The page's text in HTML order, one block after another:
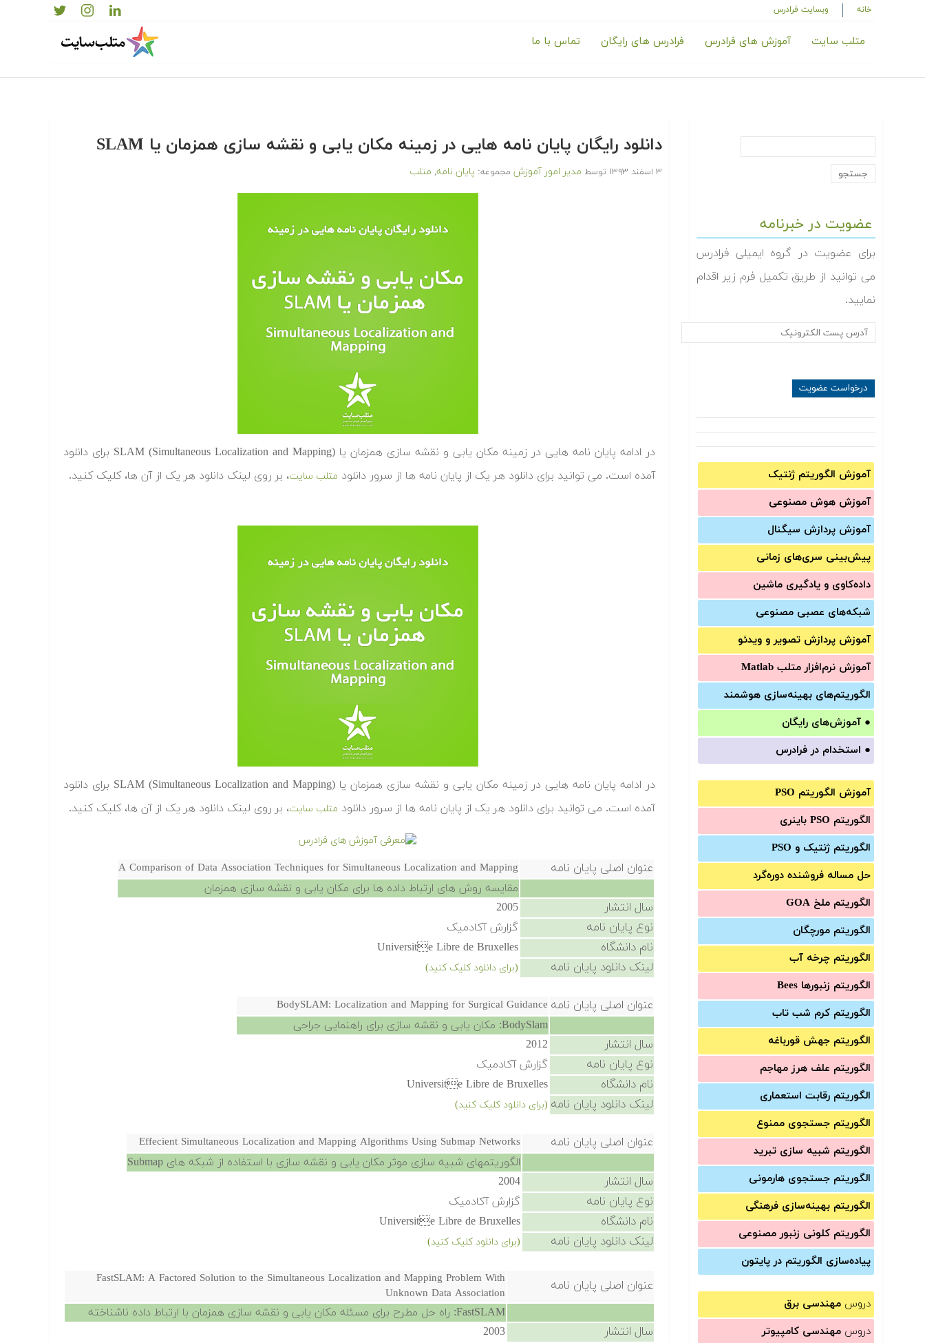
خانه وبسایت فرادرس
متلب سایت آموزش های فرادرس فرادرس های رایگان تماس با ما
عضویت در خبرنامه
برای عضویت در گروه ایمیلی فرادرس
می توانید از طریق تکمیل فرم زیر اقدام
نمایید.
آموزش الگوریتم ژنتیک
آموزش‌ هوش مصنوعی
آموزش‌ پردازش سیگنال
پیش‌‌بینی سری‌‌های زمانی
داده‌کاوی و یادگیری ماشین
شبکه‌های عصبی مصنوعی
آموزش‌ پردازش تصویر و ویدئو
آموزش‌ نرم‌افزار متلب Matlab
الگوریتم‌های بهینه‌سازی هوشمند
● آموزش‌های رایگان
● استخدام در فرادرس
آموزش الگوریتم PSO
الگوریتم PSO باینری
الگوریتم ژنتیک و PSO
حل مساله فروشنده دوره‌گرد
الگوریتم ملخ GOA
الگوریتم مورچگان
الگوریتم چرخه آب
الگوریتم زنبورها Bees
الگوریتم کرم شب تاب
الگوریتم جهش قورباغه
الگوریتم علف هرز مهاجم
الگوریتم رقابت استعماری
الگوریتم جستجوی ممنوع
الگوریتم شبیه سازی تبرید
الگوریتم جستجوی هارمونی
الگوریتم بهینه‌سازی فرهنگی
الگوریتم کلونی زنبور مصنوعی
پیاده‌سازی الگوریتم در پایتون
دروس مهندسی برق
دروس مهندسی کامپیوتر
دانلود رایگان پایان نامه هایی در زمینه مکان یابی و نقشه سازی همزمان یا SLAM‬
۳ اسفند ۱۳۹۳ توسط مدیر امور آموزش مجموعه: پایان نامه, متلب
در ادامه پایان نامه هایی در زمینه مکان یابی و نقشه سازی همزمان یا SLAM‬ (Simultaneous Localization and Mapping) برای دانلود
آمده است. می توانید برای دانلود هر یک از پایان نامه ها از سرور دانلود متلب سایت، بر روی لینک دانلود هر یک از آن ها، کلیک کنید.
در ادامه پایان نامه هایی در زمینه مکان یابی و نقشه سازی همزمان یا SLAM‬ (Simultaneous Localization and Mapping) برای دانلود
آمده است. می توانید برای دانلود هر یک از پایان نامه ها از سرور دانلود متلب سایت، بر روی لینک دانلود هر یک از آن ها، کلیک کنید.
عنوان اصلی پایان نامه A Comparison of Data Association Techniques for Simultaneous Localization and Mapping
مقایسه روش های ارتباط داده ها برای مکان یابی و نقشه سازی همزمان
سال انتشار 2005
نوع پایان نامه گزارش آکادمیک
نام دانشگاه Universite Libre de Bruxelles
لینک دانلود پایان نامه (برای دانلود کلیک کنید)
عنوان اصلی پایان نامه BodySLAM: Localization and Mapping for Surgical Guidance
BodySlam: مکان یابی و نقشه سازی برای راهنمایی جراحی
سال انتشار 2012
نوع پایان نامه گزارش آکادمیک
نام دانشگاه Universite Libre de Bruxelles
لینک دانلود پایان نامه (برای دانلود کلیک کنید)
عنوان اصلی پایان نامه Effecient Simultaneous Localization and Mapping Algorithms Using Submap Networks
الگوریتمهای شبیه سازی موثر مکان یابی و نقشه سازی با استفاده از شبکه های Submap
سال انتشار 2004
نوع پایان نامه گزارش آکادمیک
نام دانشگاه Universite Libre de Bruxelles
لینک دانلود پایان نامه (برای دانلود کلیک کنید)
عنوان اصلی پایان نامه
FastSLAM: A Factored Solution to the Simultaneous Localization and Mapping Problem With
Unknown Data Association
FastSLAM: راه حل مطرح برای مسئله مکان یابی و نقشه سازی همزمان با ارتباط داده ناشناخته
سال انتشار 2003